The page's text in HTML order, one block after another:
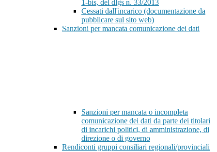
1-bis, del dlgs n. 33/2013
Cessati dall'incarico (documentazione da
pubblicare sul sito web)
Sanzioni per mancata comunicazione dei dati
Sanzioni per mancata o incompleta
comunicazione dei dati da parte dei titolari
di incarichi politici, di amministrazione, di
direzione o di governo
Rendiconti gruppi consiliari regionali/provinciali